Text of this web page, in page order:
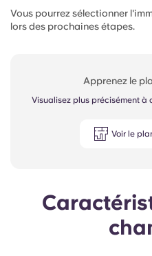
Vous pourrez sélectionner
lors des prochaines étapes.
Apprenez le
Visualisez plus précisément à
Voir le